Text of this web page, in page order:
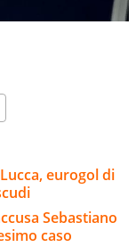
eurogol di
Sebastiano
caso